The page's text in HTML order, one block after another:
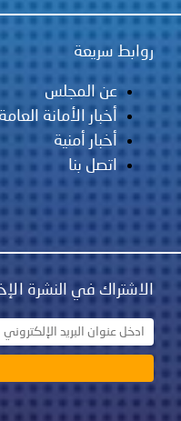
روابط سريعة
عن المجلس
أخبار الأمانة العامة
أخبار أمنية
اتصل بنا
الاشتراك في النشرة